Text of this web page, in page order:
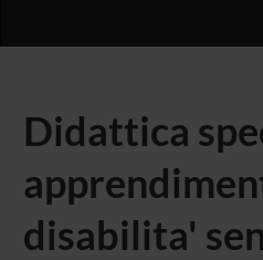
Didattica
disabilita'